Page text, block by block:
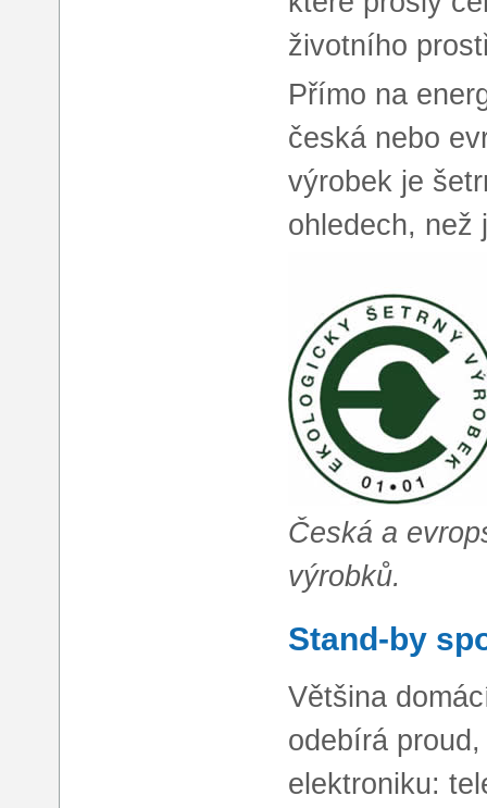
životního
Přímo na
česká nebo
výrobek je
ohledech, než
Česká a
výrobků.
Stand-by
Většina
odebírá
elektroniku: